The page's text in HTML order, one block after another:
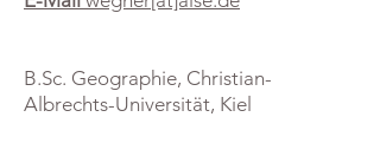
B.Sc. Geographie, Christian-
Albrechts-Universität, Kiel